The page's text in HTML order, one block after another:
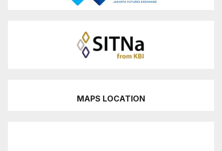
MAPS LOCATION